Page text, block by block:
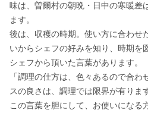
味は、曽爾村の朝晩・日中の寒暖差
ます。
後は、収穫の時期。使い方に合わせ
いからシェフの好みを知り、時期を
シェフから頂いた言葉があります。
「調理の仕方は、色々あるので合
スの良さは、調理では限界が有りま
この言葉を胆にして、お使いになる